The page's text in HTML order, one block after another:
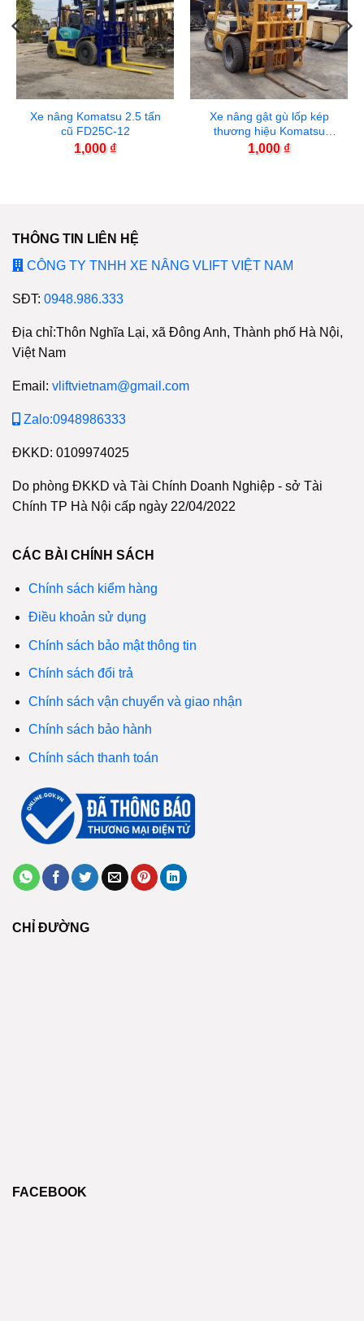
Xe nâng Komatsu 2.5 tấn
cũ FD25C-12
1,000 ₫
Xe nâng gật gù lốp kép
thương hiệu Komatsu
FD30-11
1,000 ₫
THÔNG TIN LIÊN HỆ
CÔNG TY TNHH XE NÂNG VLIFT VIỆT NAM
SĐT: 0948.986.333
Địa chỉ:Thôn Nghĩa Lại, xã Đông Anh, Thành phố Hà Nội,
Việt Nam
Email: vliftvietnam@gmail.com
Zalo:0948986333
ĐKKD: 0109974025
Do phòng ĐKKD và Tài Chính Doanh Nghiệp - sở Tài
Chính TP Hà Nội cấp ngày 22/04/2022
CÁC BÀI CHÍNH SÁCH
Chính sách kiểm hàng
Điều khoản sử dụng
Chính sách bảo mật thông tin
Chính sách đổi trả
Chính sách vận chuyển và giao nhận
Chính sách bảo hành
Chính sách thanh toán
CHỈ ĐƯỜNG
FACEBOOK